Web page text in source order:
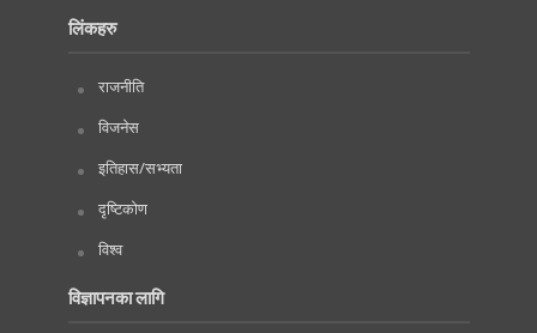
लिंकहरु
राजनीति
विजनेस
इतिहास/सभ्यता
दृष्टिकोण
विश्व
विज्ञापनका लागि